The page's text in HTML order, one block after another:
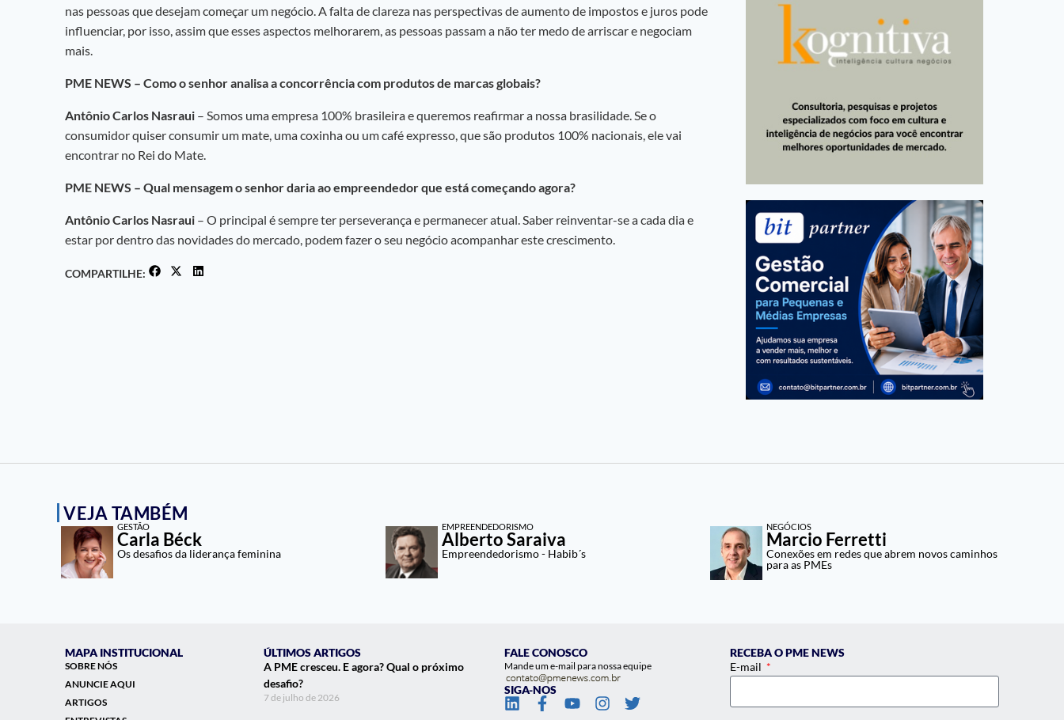
nas pessoas que desejam começar um negócio. A falta de clareza nas perspectivas de aumento de impostos e juros pode
influenciar, por isso, assim que esses aspectos melhorarem, as pessoas passam a não ter medo de arriscar e negociam
mais.
PME NEWS – Como o senhor analisa a concorrência com produtos de marcas globais?
Antônio Carlos Nasraui – Somos uma empresa 100% brasileira e queremos reafirmar a nossa brasilidade. Se o
consumidor quiser consumir um mate, uma coxinha ou um café expresso, que são produtos 100% nacionais, ele vai
encontrar no Rei do Mate.
PME NEWS – Qual mensagem o senhor daria ao empreendedor que está começando agora?
Antônio Carlos Nasraui – O principal é sempre ter perseverança e permanecer atual. Saber reinventar-se a cada dia e
estar por dentro das novidades do mercado, podem fazer o seu negócio acompanhar este crescimento.
COMPARTILHE:
VEJA TAMBÉM
GESTÃO
Carla Béck
Os desafios da liderança feminina
EMPREENDEDORISMO
Alberto Saraiva
Empreendedorismo - Habib´s
NEGÓCIOS
Marcio Ferretti
Conexões em redes que abrem novos caminhos
para as PMEs
MAPA INSTITUCIONAL
SOBRE NÓS
ANUNCIE AQUI
ARTIGOS
ÚLTIMOS ARTIGOS
A PME cresceu. E agora? Qual o próximo
desafio?
7 de julho de 2026
FALE CONOSCO
Mande um e-mail para nossa equipe
SIGA-NOS
RECEBA O PME NEWS
E-mail